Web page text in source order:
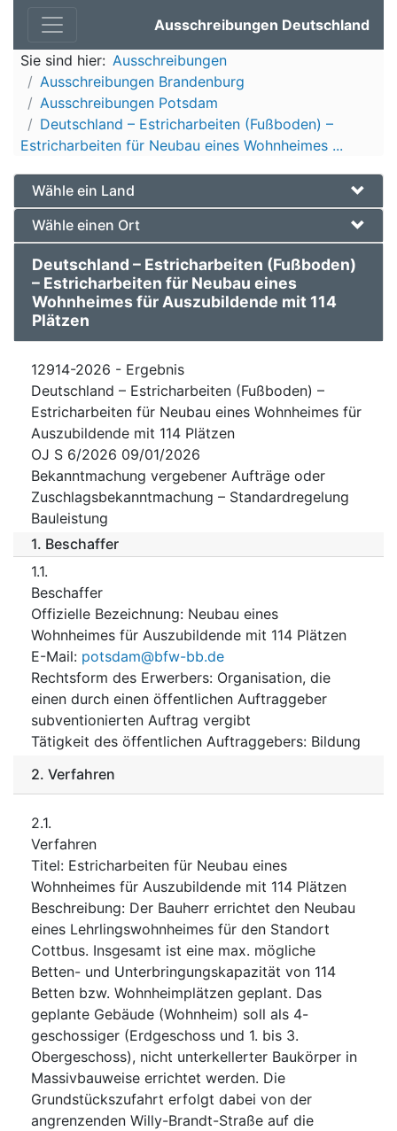
Ausschreibungen Deutschland
Sie sind hier: Ausschreibungen
Ausschreibungen Brandenburg
Ausschreibungen Potsdam
Deutschland – Estricharbeiten (Fußboden) –
Estricharbeiten für Neubau eines Wohnheimes ...
Wähle ein Land
Wähle einen Ort
Deutschland – Estricharbeiten (Fußboden)
– Estricharbeiten für Neubau eines
Wohnheimes für Auszubildende mit 114
Plätzen
12914-2026 - Ergebnis
Deutschland – Estricharbeiten (Fußboden) –
Estricharbeiten für Neubau eines Wohnheimes für
Auszubildende mit 114 Plätzen
OJ S 6/2026 09/01/2026
Bekanntmachung vergebener Aufträge oder
Zuschlagsbekanntmachung – Standardregelung
Bauleistung
1. Beschaffer
1.1.
Beschaffer
Offizielle Bezeichnung: Neubau eines
Wohnheimes für Auszubildende mit 114 Plätzen
E-Mail: potsdam@bfw-bb.de
Rechtsform des Erwerbers: Organisation, die
einen durch einen öffentlichen Auftraggeber
subventionierten Auftrag vergibt
Tätigkeit des öffentlichen Auftraggebers: Bildung
2. Verfahren
2.1.
Verfahren
Titel: Estricharbeiten für Neubau eines
Wohnheimes für Auszubildende mit 114 Plätzen
Beschreibung: Der Bauherr errichtet den Neubau
eines Lehrlingswohnheimes für den Standort
Cottbus. Insgesamt ist eine max. mögliche
Betten- und Unterbringungskapazität von 114
Betten bzw. Wohnheimplätzen geplant. Das
geplante Gebäude (Wohnheim) soll als 4-
geschossiger (Erdgeschoss und 1. bis 3.
Obergeschoss), nicht unterkellerter Baukörper in
Massivbauweise errichtet werden. Die
Grundstückszufahrt erfolgt dabei von der
angrenzenden Willy-Brandt-Straße auf die